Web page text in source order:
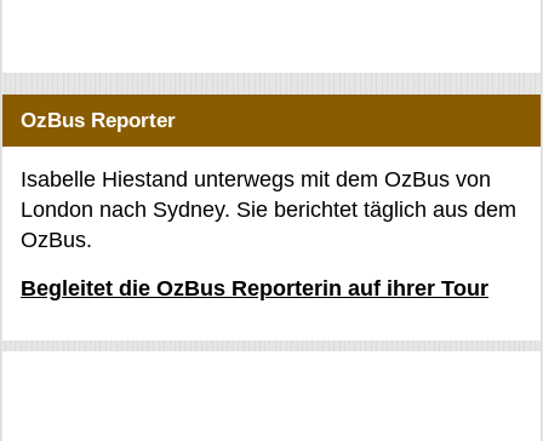
OzBus Reporter
Isabelle Hiestand unterwegs mit dem OzBus von
London nach Sydney. Sie berichtet täglich aus dem
OzBus.
Begleitet die OzBus Reporterin auf ihrer Tour